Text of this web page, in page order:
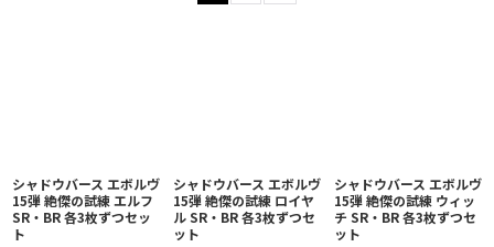
シャドウバース エボルヴ
15弾 絶傑の試練 エルフ
SR・BR 各3枚ずつセッ
ト
シャドウバース エボルヴ
15弾 絶傑の試練 ロイヤ
ル SR・BR 各3枚ずつセ
ット
シャドウバース エボルヴ
15弾 絶傑の試練 ウィッ
チ SR・BR 各3枚ずつセ
ット